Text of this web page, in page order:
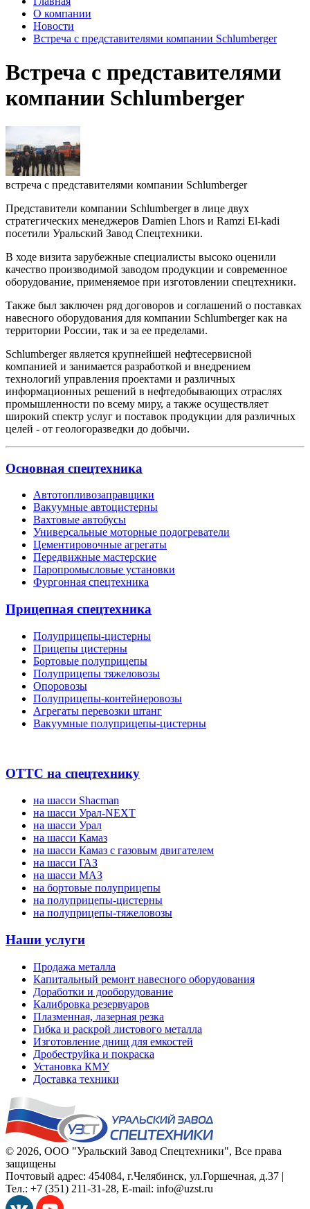
О компании
Новости
Встреча с представителями компании Schlumberger
Встреча с представителями
компании Schlumberger
встреча с представителями компании Schlumberger
Представители компании Schlumberger в лице двух
стратегических менеджеров Damien Lhors и Ramzi El-kadi
посетили Уральский Завод Спецтехники.
В ходе визита зарубежные специалисты высоко оценили
качество производимой заводом продукции и современное
оборудование, применяемое при изготовлении спецтехники.
Также был заключен ряд договоров и соглашений о поставках
навесного оборудования для компании Schlumberger как на
территории России, так и за ее пределами.
Schlumberger является крупнейшей нефтесервисной
компанией и занимается разработкой и внедрением
технологий управления проектами и различных
информационных решений в нефтедобывающих отраслях
промышленности по всему миру, а также осуществляет
широкий спектр услуг и поставок продукции для различных
целей - от геологоразведки до добычи.
Основная спецтехника
Автотопливозаправщики
Вакуумные автоцистерны
Вахтовые автобусы
Универсальные моторные подогреватели
Цементировочные агрегаты
Передвижные мастерские
Паропромысловые установки
Фургонная спецтехника
Прицепная спецтехника
Полуприцепы-цистерны
Прицепы цистерны
Бортовые полуприцепы
Полуприцепы тяжеловозы
Опоровозы
Полуприцепы-контейнеровозы
Агрегаты перевозки штанг
Вакуумные полуприцепы-цистерны
ОТТС на спецтехнику
на шасси Shacman
на шасси Урал-NEXT
на шасси Урал
на шасси Камаз
на шасси Камаз с газовым двигателем
на шасси ГАЗ
на шасси МАЗ
на бортовые полуприцепы
на полуприцепы-цистерны
на полуприцепы-тяжеловозы
Наши услуги
Продажа металла
Капитальный ремонт навесного оборудования
Доработки и дооборудование
Калибровка резервуаров
Плазменная, лазерная резка
Гибка и раскрой листового металла
Изготовление днищ для емкостей
Дробеструйка и покраска
Установка КМУ
Доставка техники
© 2026, ООО "Уральский Завод Спецтехники", Все права
защищены
Почтовый адрес: 454084, г.Челябинск, ул.Горшечная, д.37 |
Тел.: +7 (351) 211-31-28, E-mail: info@uzst.ru